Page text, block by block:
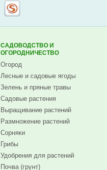
САДОВОДСТВО И
ОГОРОДНИЧЕСТВО
Огород
Лесные и садовые ягоды
Зелень и пряные травы
Садовые растения
Выращивание растений
Размножение растений
Сорняки
Грибы
Удобрения для растений
Почва (грунт)